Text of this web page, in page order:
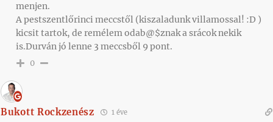
menjen.
A pestszentlőrinci meccstől (kiszaladunk villamossal! :D )
kicsit tartok, de remélem odab@$znak a srácok nekik
is.Durván jó lenne 3 meccsből 9 pont.
0
Bukott Rockzenész 1 éve